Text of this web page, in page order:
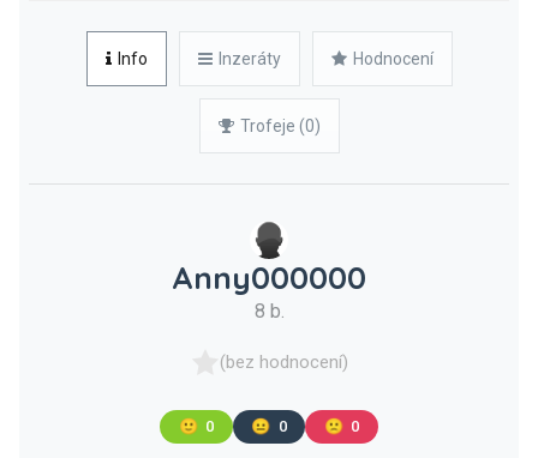
Info Inzeráty Hodnocení
Trofeje (0)
Anny000000
8 b.
(bez hodnocení)
🙂 0 😐 0 🙁 0